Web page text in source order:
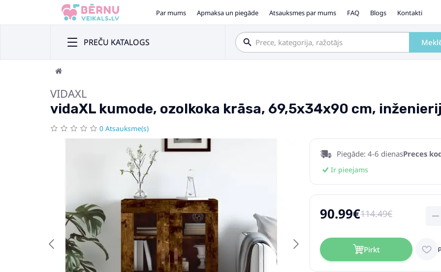
Par mums Apmaksa un piegāde Atsauksmes par mums FAQ Blogs Kontakti
PREČU KATALOGS
VIDAXL
vidaXL kumode, ozolkoka krāsa, 69,5x34x90 cm,
0 Atsauksme(s)
Piegāde: 4-6 dienasPreces
Ir pieejams
90.99€114.49€
Pirkt